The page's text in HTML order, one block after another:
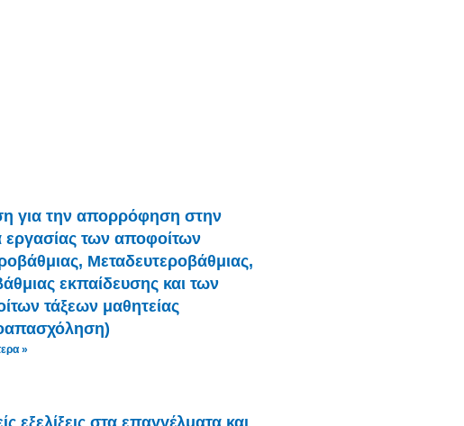
για την απορρόφηση στην
εργασίας των αποφοίτων
Μεταδευτεροβάθμιας,
εκπαίδευσης και των
τάξεων μαθητείας
»
εξελίξεις στα επαγγέλματα και